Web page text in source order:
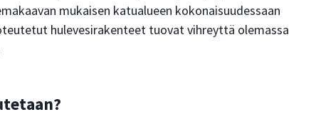
mukaisen katualueen kokonaisuudessaan
hulevesirakenteet tuovat vihreyttä olemassa